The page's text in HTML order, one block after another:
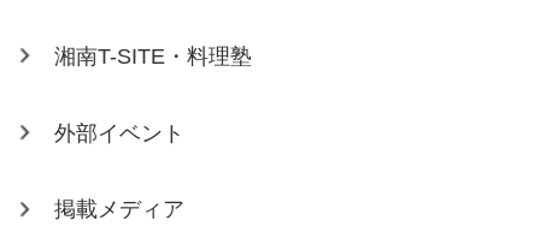
湘南T-SITE・料理塾
外部イベント
掲載メディア